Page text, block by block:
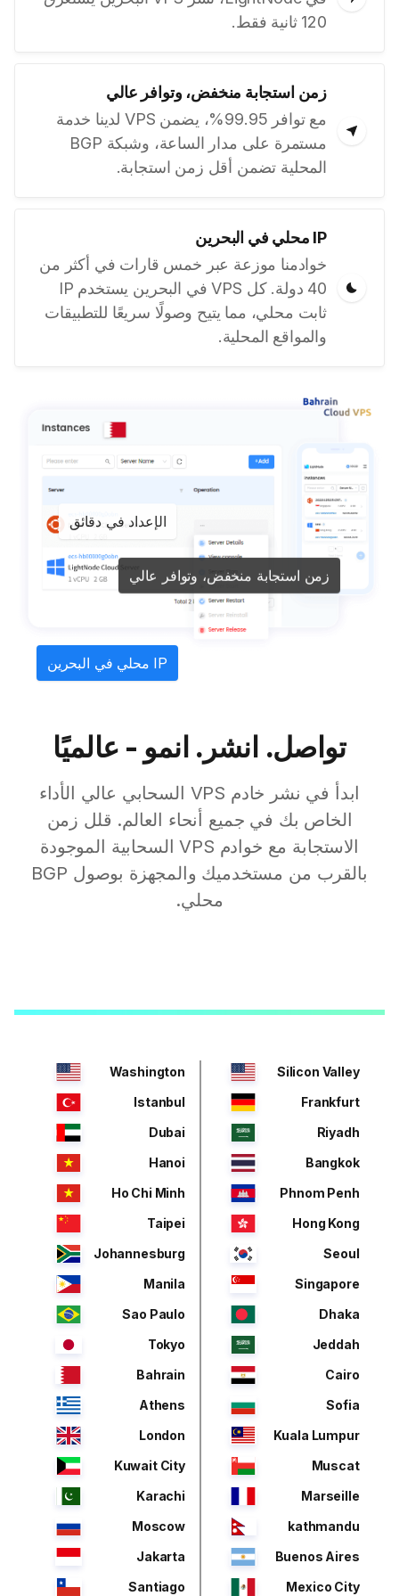
120 ثانية فقط.
زمن استجابة منخفض، وتوافر عالي
مع توافر 99.95%، يضمن VPS لدينا خدمة
مستمرة على مدار الساعة، وشبكة BGP
المحلية تضمن أقل زمن استجابة.
IP محلي في البحرين
خوادمنا موزعة عبر خمس قارات في أكثر من
40 دولة. كل VPS في البحرين يستخدم IP
ثابت محلي، مما يتيح وصولًا سريعًا للتطبيقات
والمواقع المحلية.
الإعداد في دقائق
زمن استجابة منخفض، وتوافر عالي
IP محلي في البحرين
تواصل. انشر. انمو - عالميًا
ابدأ في نشر خادم VPS السحابي عالي الأداء
الخاص بك في جميع أنحاء العالم. قلل زمن
الاستجابة مع خوادم VPS السحابية الموجودة
بالقرب من مستخدميك والمجهزة بوصول BGP
محلي.
Silicon Valley
Washington
Frankfurt
Istanbul
Riyadh
Dubai
Bangkok
Hanoi
Phnom Penh
Ho Chi Minh
Hong Kong
Taipei
Seoul
Johannesburg
Singapore
Manila
Dhaka
Sao Paulo
Jeddah
Tokyo
Cairo
Bahrain
Sofia
Athens
Kuala Lumpur
London
Muscat
Kuwait City
Marseille
Karachi
kathmandu
Moscow
Buenos Aires
Jakarta
Mexico City
Santiago